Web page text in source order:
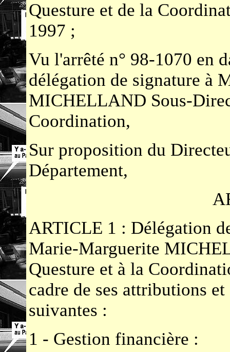
Questure et de la
1997 ;
Vu l'arrêté n° 98-1070 en
délégation de signature à
MICHELLAND Sous-
Coordination,
Sur proposition du
Département,
ARTICLE 1 : Délégation
Marie-Marguerite
Questure et à la
cadre de ses attributions
suivantes :
1 - Gestion financière :